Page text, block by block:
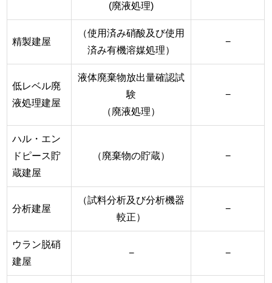
(廃液処理)
精製建屋
（使用済み硝酸及び使用
済み有機溶媒処理）
−
低レベル廃
液処理建屋
液体廃棄物放出量確認試
験
（廃液処理）
−
ハル・エン
ドピース貯
蔵建屋
（廃棄物の貯蔵） −
分析建屋
（試料分析及び分析機器
較正）
−
ウラン脱硝
建屋
− −